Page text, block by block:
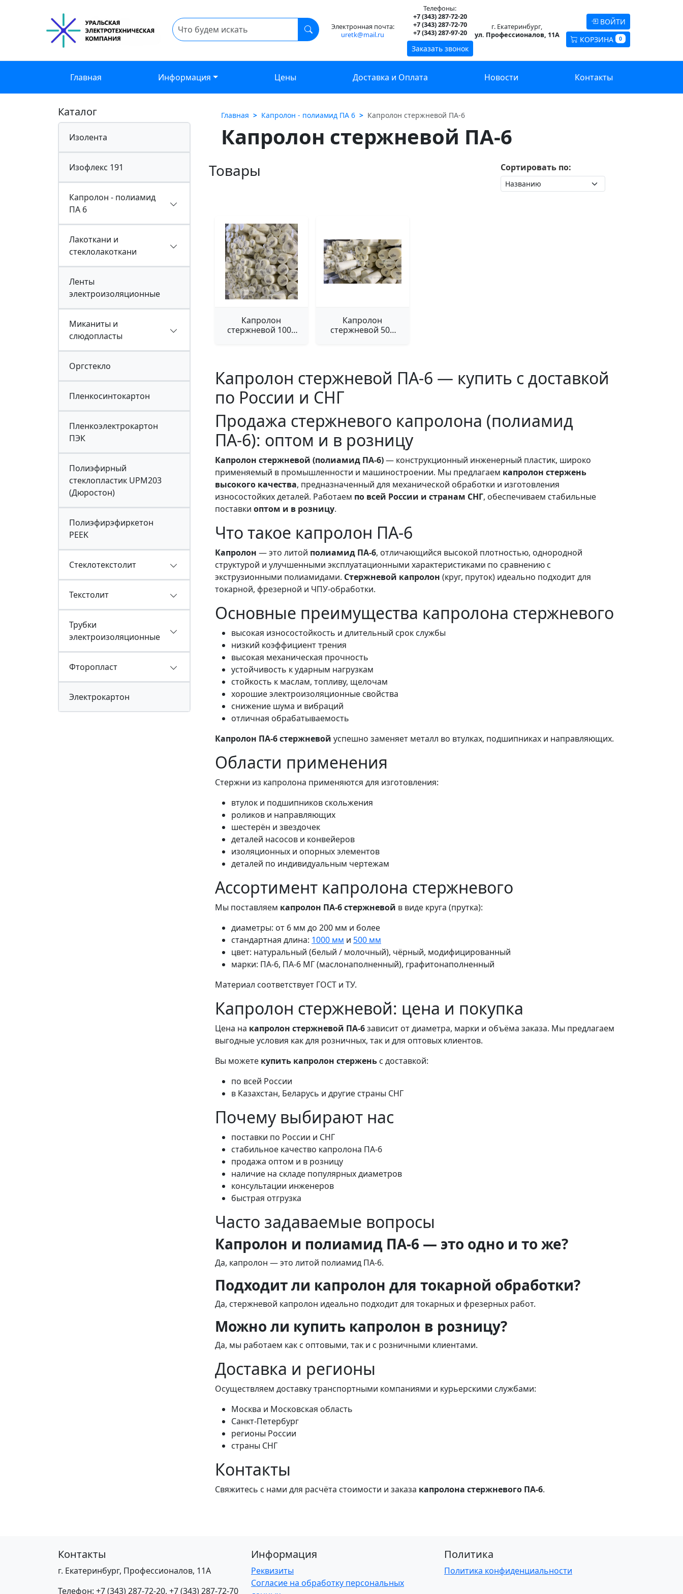
Электронная почта:
uretk@mail.ru
Телефоны:
+7 (343) 287-72-20
+7 (343) 287-72-70
+7 (343) 287-97-20
Заказать звонок
г. Екатеринбург,
ул. Профессионалов, 11А
ВОЙТИ
КОРЗИНА
0
Главная Информация Цены Доставка и Оплата Новости Контакты
Каталог
Изолента
Изофлекс 191
Капролон - полиамид
ПА 6
Лакоткани и
стеклолакоткани
Ленты
электроизоляционные
Миканиты и
слюдопласты
Оргстекло
Пленкосинтокартон
Пленкоэлектрокартон
ПЭК
Полиэфирный
стеклопластик UPM203
(Дюростон)
Полиэфирэфиркетон
PEEK
Стеклотекстолит
Текстолит
Трубки
электроизоляционные
Фторопласт
Электрокартон
Главная Капролон - полиамид ПА 6 Капролон стержневой ПА-6
Капролон стержневой ПА-6
Товары Сортировать по:
Капролон
стержневой 1000
Капролон
стержневой 500
Капролон стержневой ПА-6 — купить с доставкой
по России и СНГ
Продажа стержневого капролона (полиамид
ПА-6): оптом и в розницу
Капролон стержневой (полиамид ПА-6)— конструкционный инженерный пластик, широко
применяемый в промышленности и машиностроении. Мы предлагаем капролон стержень
высокого качества, предназначенный для механической обработки и изготовления
износостойких деталей. Работаем по всей России и странам СНГ, обеспечиваем стабильные
поставки оптом и в розницу.
Что такое капролон ПА-6
Капролон — это литой полиамид ПА-6, отличающийся высокой плотностью, однородной
структурой и улучшенными эксплуатационными характеристиками по сравнению с
экструзионными полиамидами. Стержневой капролон (круг, пруток) идеально подходит для
токарной, фрезерной и ЧПУ‑обработки.
Основные преимущества капролона стержневого
высокая износостойкость и длительный срок службы
низкий коэффициент трения
высокая механическая прочность
устойчивость к ударным нагрузкам
стойкость к маслам, топливу, щелочам
хорошие электроизоляционные свойства
снижение шума и вибраций
отличная обрабатываемость
Капролон ПА-6 стержневой успешно заменяет металл во втулках, подшипниках и направляющих.
Области применения
Стержни из капролона применяются для изготовления:
втулок и подшипников скольжения
роликов и направляющих
шестерён и звездочек
деталей насосов и конвейеров
изоляционных и опорных элементов
деталей по индивидуальным чертежам
Ассортимент капролона стержневого
Мы поставляем капролон ПА-6 стержневой в виде круга (прутка):
диаметры: от 6 мм до 200 мм и более
стандартная длина: 1000 мм и 500 мм
цвет: натуральный (белый / молочный), чёрный, модифицированный
марки: ПА-6, ПА-6 МГ (маслонаполненный), графитонаполненный
Материал соответствует ГОСТ и ТУ.
Капролон стержневой: цена и покупка
Цена на капролон стержневой ПА-6зависит от диаметра, марки и объёма заказа. Мы предлагаем
выгодные условия как для розничных, так и для оптовых клиентов.
Вы можете купить капролон стержень с доставкой:
по всей России
в Казахстан, Беларусь и другие страны СНГ
Почему выбирают нас
поставки по России и СНГ
стабильное качество капролона ПА-6
продажа оптом и в розницу
наличие на складе популярных диаметров
консультации инженеров
быстрая отгрузка
Часто задаваемые вопросы
Капролон и полиамид ПА-6 — это одно и то же?
Да, капролон — это литой полиамид ПА-6.
Подходит ли капролон для токарной обработки?
Да, стержневой капролон идеально подходит для токарных и фрезерных работ.
Можно ли купить капролон в розницу?
Да, мы работаем как с оптовыми, так и с розничными клиентами.
Доставка и регионы
Осуществляем доставку транспортными компаниями и курьерскими службами:
Москва и Московская область
Санкт‑Петербург
регионы России
страны СНГ
Контакты
Свяжитесь с нами для расчёта стоимости и заказа капролона стержневого ПА-6.
Контакты
г. Екатеринбург, Профессионалов, 11А
Телефон: +7 (343) 287-72-20, +7 (343) 287-72-70
Информация
Реквизиты
Согласие на обработку персональных
Политика
Политика конфиденциальности